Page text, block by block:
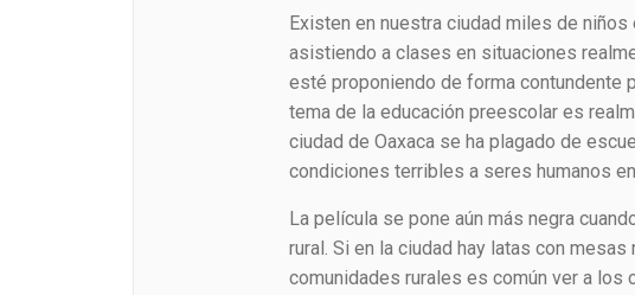
Existen en nuestra ciudad miles de
asistiendo a clases en situaciones
esté proponiendo de forma contundente
tema de la educación preescolar es
ciudad de Oaxaca se ha plagado de
condiciones terribles a seres humanos
La película se pone aún más negra
rural. Si en la ciudad hay latas con
comunidades rurales es común ver a los